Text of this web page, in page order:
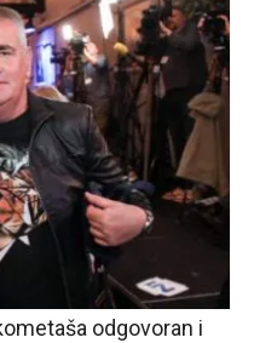
odgovoran i